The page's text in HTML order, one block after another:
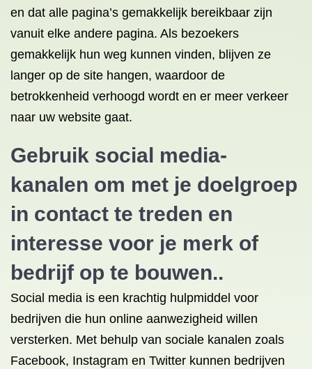
en dat alle pagina’s gemakkelijk bereikbaar zijn
vanuit elke andere pagina. Als bezoekers
gemakkelijk hun weg kunnen vinden, blijven ze
langer op de site hangen, waardoor de
betrokkenheid verhoogd wordt en er meer verkeer
naar uw website gaat.
Gebruik social media-
kanalen om met je doelgroep
in contact te treden en
interesse voor je merk of
bedrijf op te bouwen..
Social media is een krachtig hulpmiddel voor
bedrijven die hun online aanwezigheid willen
versterken. Met behulp van sociale kanalen zoals
Facebook, Instagram en Twitter kunnen bedrijven